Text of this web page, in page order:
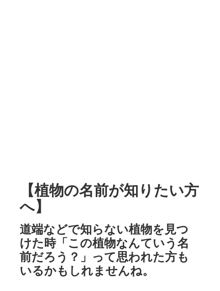
【植物の名前が知りたい方
へ】
道端などで知らない植物を見つ
けた時「この植物なんていう名
前だろう？」って思われた方も
いるかもしれませんね。